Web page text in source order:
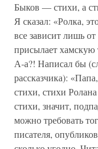
Быков — стихи, а
Я сказал: «Ролка,
все зависит лишь
присылает
А-а?! Написал бы
рассказчика):
стихи, стихи
стихи, значит,
можно требовать
писателя,